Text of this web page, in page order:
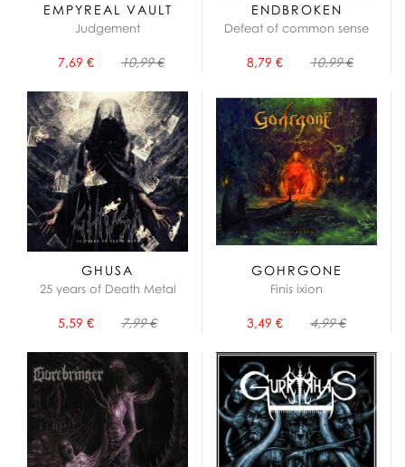
EMPYREAL VAULT
Judgement
7,69 € 10,99 €
ENDBROKEN
Defeat of common sense
8,79 € 10,99 €
GHUSA
25 years of Death Metal
5,59 € 7,99 €
GOHRGONE
Finis ixion
3,49 € 4,99 €